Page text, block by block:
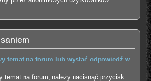
temat na forum lub wysłać odpowiedź w
temat na forum, należy nacisnąć przycisk